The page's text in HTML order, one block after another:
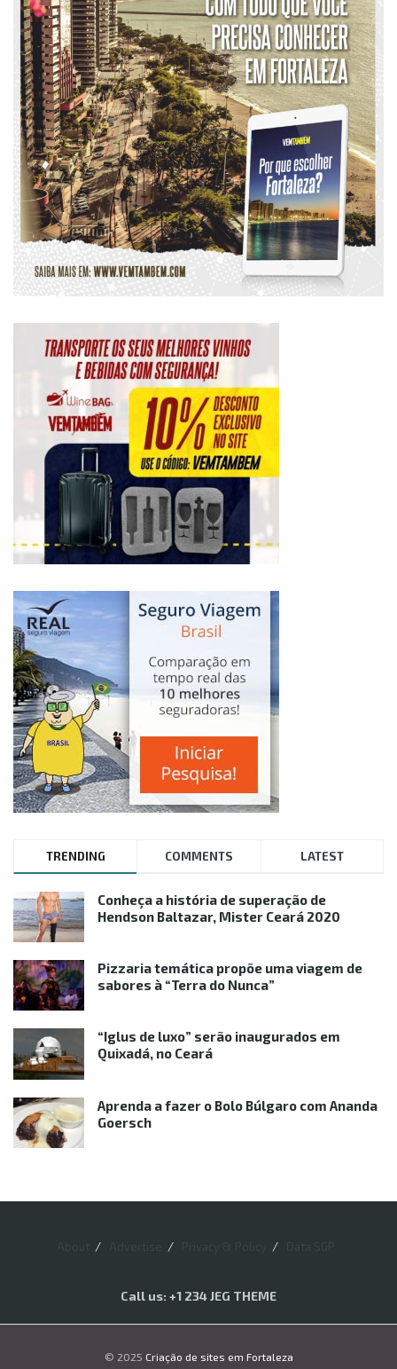
TRENDING COMMENTS LATEST
Conheça a história de superação de
Hendson Baltazar, Mister Ceará 2020
Pizzaria temática propõe uma viagem de
sabores à “Terra do Nunca”
“Iglus de luxo” serão inaugurados em
Quixadá, no Ceará
Aprenda a fazer o Bolo Búlgaro com Ananda
Goersch
Call us: +1 234 JEG THEME
© 2025 Criação de sites em Fortaleza